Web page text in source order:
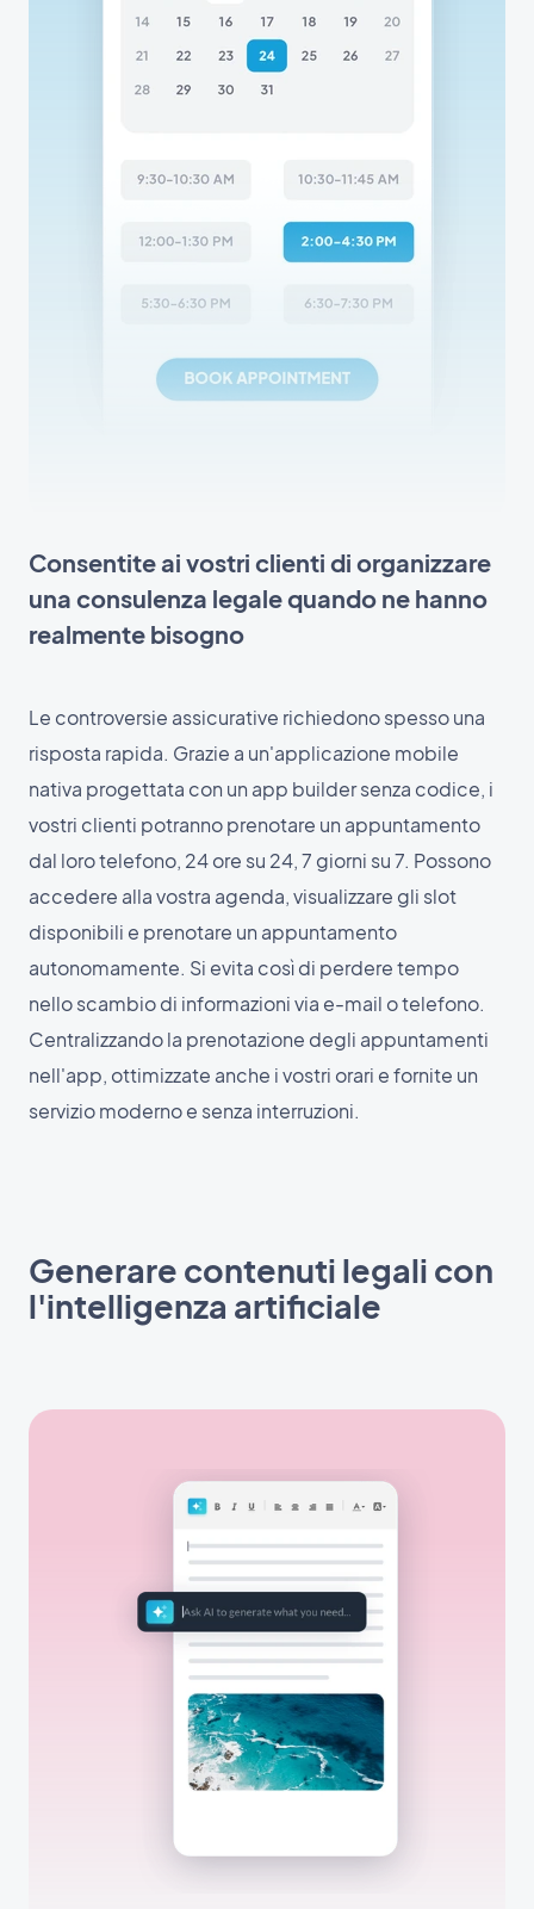
Consentite ai vostri clienti di organizzare
una consulenza legale quando ne hanno
realmente bisogno
Le controversie assicurative richiedono spesso una
risposta rapida. Grazie a un'applicazione mobile
nativa progettata con un app builder senza codice, i
vostri clienti potranno prenotare un appuntamento
dal loro telefono, 24 ore su 24, 7 giorni su 7. Possono
accedere alla vostra agenda, visualizzare gli slot
disponibili e prenotare un appuntamento
autonomamente. Si evita così di perdere tempo
nello scambio di informazioni via e-mail o telefono.
Centralizzando la prenotazione degli appuntamenti
nell'app, ottimizzate anche i vostri orari e fornite un
servizio moderno e senza interruzioni.
Generare contenuti legali con
l'intelligenza artificiale